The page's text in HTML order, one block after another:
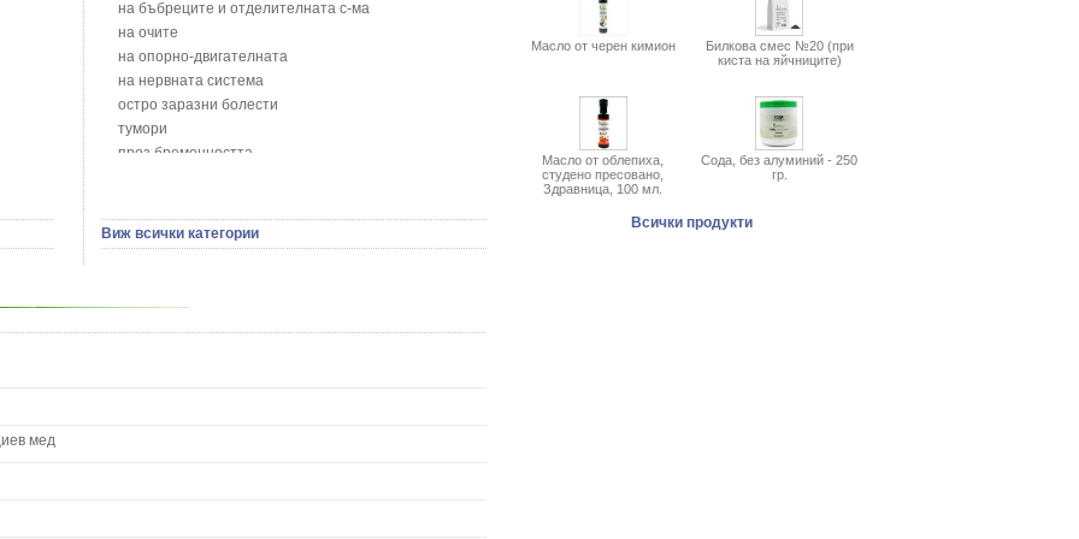
Божур - Paeonia Decora
Борови връхчета - Pinus sylvestris
Босилек - Ocimum Basillicum
Брей - Tamus Communis
Брош - Rubia tinctorum L.
Бръшлян - Hedera helix L.
Бял имел - Viscum album L.
Бял оман - Inula Helenium L.
Бяла върба - Salix Аlba
на бъбреците и отделителната с-ма
на очите
на опорно-двигателната
на нервната система
остро заразни болести
тумори
през бременността
сексуални проблеми
на половите органи
Виж всички категории
мед
Масло от черен кимион
Билкова смес №20 (при
киста на яйчниците)
Масло от облепиха,
студено пресовано,
Здравница, 100 мл.
Сода, без алуминий - 250
гр.
Всички продукти